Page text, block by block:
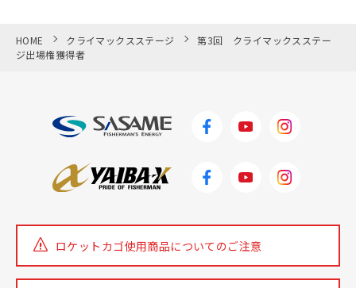
HOME クライマックスステージ
第3回 クライマックスステー
ジ出場権獲得者
ロケットカゴ使用商品についてのご注意